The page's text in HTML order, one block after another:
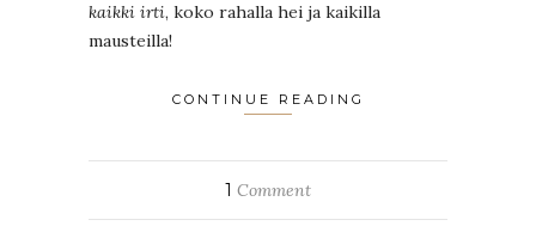
kaikki irti, koko rahalla hei ja kaikilla
mausteilla!
CONTINUE READING
1 Comment